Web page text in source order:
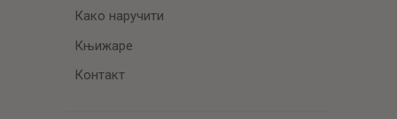
Како наручити
Књижаре
Контакт